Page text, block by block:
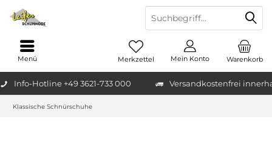
Info-Hotline +49 3621-733 000 Versandkostenfrei
Warenkorb
Merkzettel Mein Konto
Menü
Klassische Schnürschuhe